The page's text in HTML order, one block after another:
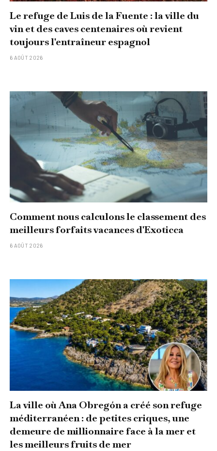
Le refuge de Luis de la Fuente : la ville du
vin et des caves centenaires où revient
toujours l'entraîneur espagnol
6 AOÛT 2026
Comment nous calculons le classement des
meilleurs forfaits vacances d'Exoticca
6 AOÛT 2026
La ville où Ana Obregón a créé son refuge
méditerranéen : de petites criques, une
demeure de millionnaire face à la mer et
les meilleurs fruits de mer